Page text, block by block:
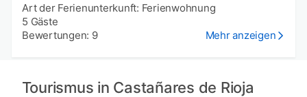
Art der Ferienunterkunft: Ferienwohnung
5 Gäste
Bewertungen: 9
Mehr anzeigen
Tourismus in Castañares de Rioja